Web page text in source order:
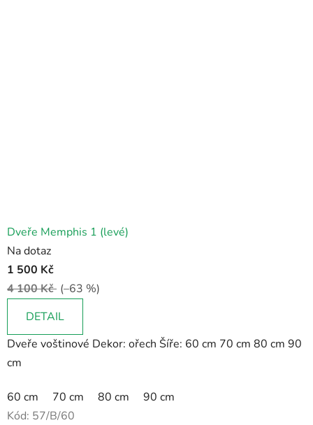
Dveře Memphis 1 (levé)
Na dotaz
1 500 Kč
4 100 Kč (–63 %)
DETAIL
Dveře voštinové Dekor: ořech Šíře: 60 cm 70 cm 80 cm 90
cm
60 cm 70 cm 80 cm
90 cm
Kód: 57/B/60